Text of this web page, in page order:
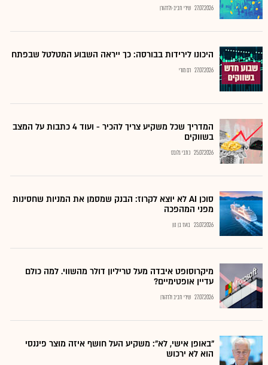
27.07.2026 שירי חביב-ולדהורן
היכונו לירידות בבורסה: כך ייראה השבוע המטלטל שבפתח
27.07.2026 רם מורי
המדריך שכל משקיע צריך להכיר - ועוד 4 כתבות על המצב
בשווקים
25.07.2026 כתבי גלובס
סוכן AI לא יוצא לקרוז: הבנק שמסמן את המניות שחסינות
מפני המהפכה
23.07.2026 בועז בן נון
מיקרוסופט איבדה מעל טריליון דולר מהשווי. למה כולם
עדיין אופטימיים?
27.07.2026 שירי חביב ולדהורן
"באופן אישי, לא": משקיע העל חושף איזה מוצר פיננסי
הוא לא ירכוש